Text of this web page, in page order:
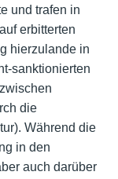
und trafen in
erbitterten
hierzulande in
sanktionierten
die
Während die
in den
auch darüber